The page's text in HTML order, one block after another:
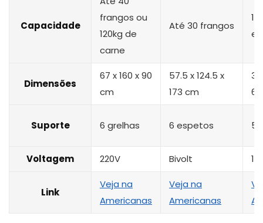
Capacidade
frangos ou
120kg de
carne
Até 30 frangos
Dimensões
67 x 160 x 90
cm
‎57.5 x 124.5 x
173 cm
Suporte 6 grelhas 6 espetos 5
Voltagem 220V Bivolt
Link
Veja na
Americanas
Veja na
Americanas